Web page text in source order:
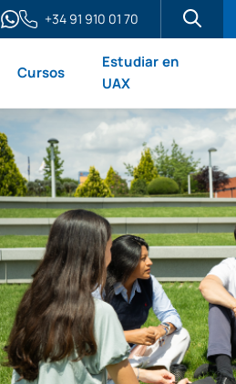
+34 91 910 01 70
Cursos
Estudiar en
UAX